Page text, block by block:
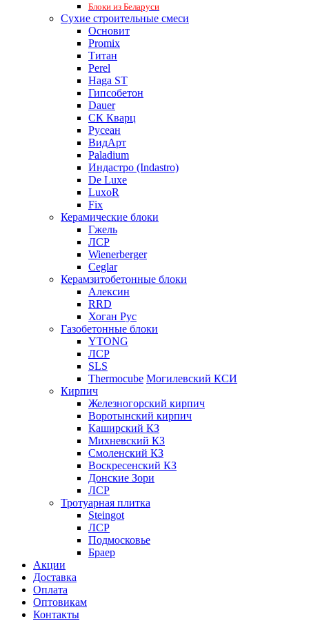
Блоки из Беларуси
Сухие строительные смеси
Основит
Promix
Титан
Perel
Haga ST
Гипсобетон
Dauer
СК Кварц
Русеан
ВидАрт
Paladium
Индастро (Indastro)
De Luxe
LuxoR
Fix
Керамические блоки
Гжель
ЛСР
Wienerberger
Ceglar
Керамзитобетонные блоки
Алексин
RRD
Хоган Рус
Газобетонные блоки
YTONG
ЛСР
SLS
Thermocube Могилевский КСИ
Кирпич
Железногорский кирпич
Воротынский кирпич
Каширский КЗ
Михневский КЗ
Смоленский КЗ
Воскресенский КЗ
Донские Зори
ЛСР
Тротуарная плитка
Steingot
ЛСР
Подмосковье
Браер
Акции
Доставка
Оплата
Оптовикам
Контакты